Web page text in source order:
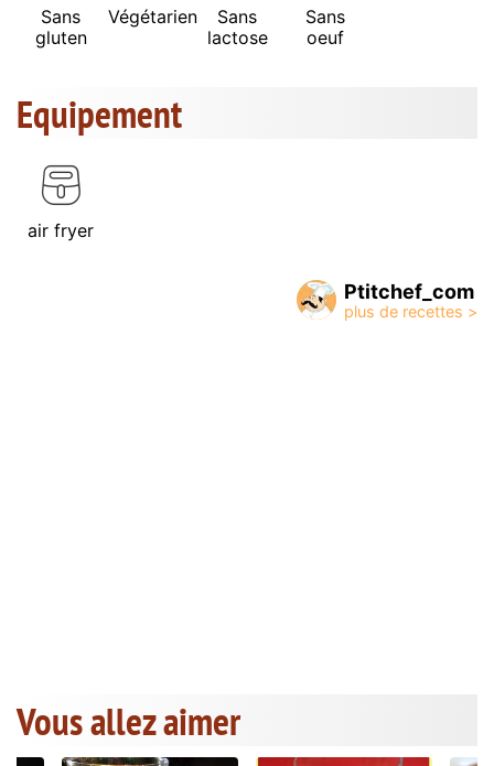
Sans
gluten
Végétarien
Sans
lactose
Sans
oeuf
Equipement
air fryer
Ptitchef_com
Vous allez aimer